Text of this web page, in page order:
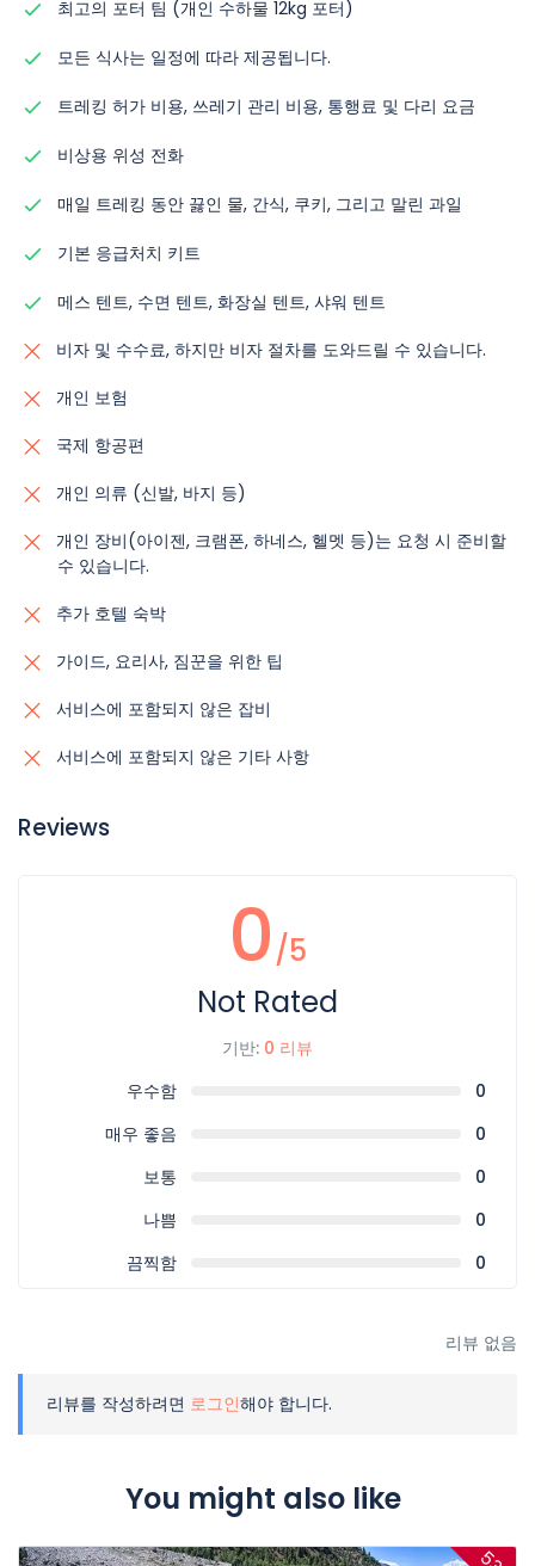
최고의 포터 팀 (개인 수하물 12kg 포터)
모든 식사는 일정에 따라 제공됩니다.
트레킹 허가 비용, 쓰레기 관리 비용, 통행료 및 다리 요금
비상용 위성 전화
매일 트레킹 동안 끓인 물, 간식, 쿠키, 그리고 말린 과일
기본 응급처치 키트
메스 텐트, 수면 텐트, 화장실 텐트, 샤워 텐트
비자 및 수수료, 하지만 비자 절차를 도와드릴 수 있습니다.
개인 보험
국제 항공편
개인 의류 (신발, 바지 등)
개인 장비(아이젠, 크램폰, 하네스, 헬멧 등)는 요청 시 준비할
수 있습니다.
추가 호텔 숙박
가이드, 요리사, 짐꾼을 위한 팁
서비스에 포함되지 않은 잡비
서비스에 포함되지 않은 기타 사항
Reviews
0/5
Not Rated
기반: 0 리뷰
우수함
0
매우 좋음
0
보통
0
나쁨
0
끔찍함
0
리뷰 없음
리뷰를 작성하려면 로그인해야 합니다.
You might also like